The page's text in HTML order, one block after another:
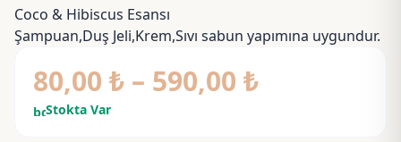
Coco & Hibiscus Esansı
Şampuan,Duş Jeli,Krem,Sıvı sabun yapımına uygundur.
80,00 ₺ – 590,00 ₺Fiyat
boltStokta Var